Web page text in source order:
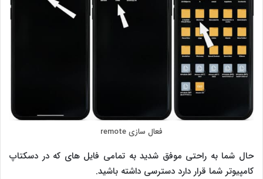
فعال سازی remote
حال شما به راحتی موفق شدید به تمامی فایل های که در دسکتاپ
کامپیوتر شما قرار دارد دسترسی داشته باشید.